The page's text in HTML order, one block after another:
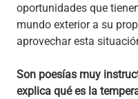
oportunidades que
mundo exterior a su
aprovechar esta
Son poesías muy
explica qué es la